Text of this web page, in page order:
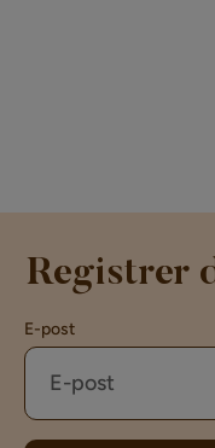
Registrer
E-post